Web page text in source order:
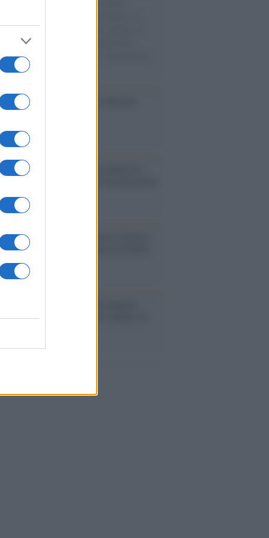
di disumanizzazione delle vittime, il
del governo italiano e degli altri
il ritorno al colonialismo. L'importanza
/Al maestro Francesco Guccini
/
Quando Guccini raccontava le
epafaniche": l'intervista all'artista
/Disinformazione russa e destra:
la macchina propagandistica di Putin
la crisi di Ceuta
in Europa e aumentano le vendite di